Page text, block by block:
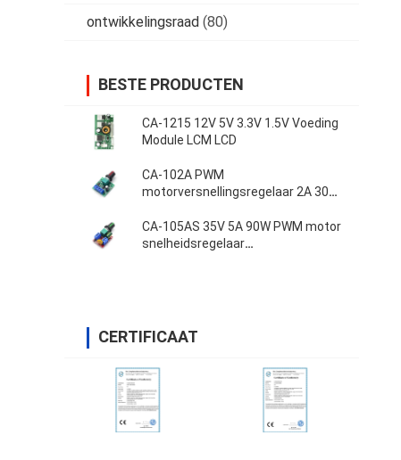
ontwikkelingsraad (80)
BESTE PRODUCTEN
CA-1215 12V 5V 3.3V 1.5V Voeding
Module LCM LCD
CA-102A PWM
motorversnellingsregelaar 2A 30W
CA-105AS 35V 5A 90W PWM motor
snelheidsregelaar
CERTIFICAAT